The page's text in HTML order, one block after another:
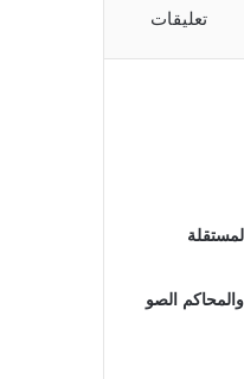
تعليقات
الصو